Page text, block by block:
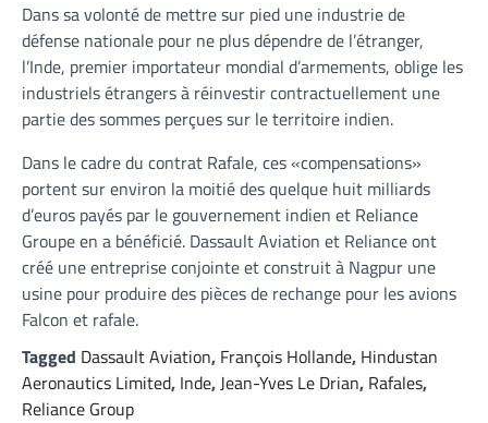
Dans sa volonté de mettre sur pied une industrie de
défense nationale pour ne plus dépendre de l’étranger,
l’Inde, premier importateur mondial d’armements, oblige les
industriels étrangers à réinvestir contractuellement une
partie des sommes perçues sur le territoire indien.
Dans le cadre du contrat Rafale, ces «compensations»
portent sur environ la moitié des quelque huit milliards
d’euros payés par le gouvernement indien et Reliance
Groupe en a bénéficié. Dassault Aviation et Reliance ont
créé une entreprise conjointe et construit à Nagpur une
usine pour produire des pièces de rechange pour les avions
Falcon et rafale.
Tagged Dassault Aviation, François Hollande, Hindustan
Aeronautics Limited, Inde,Jean-Yves Le Drian, Rafales,
Reliance Group